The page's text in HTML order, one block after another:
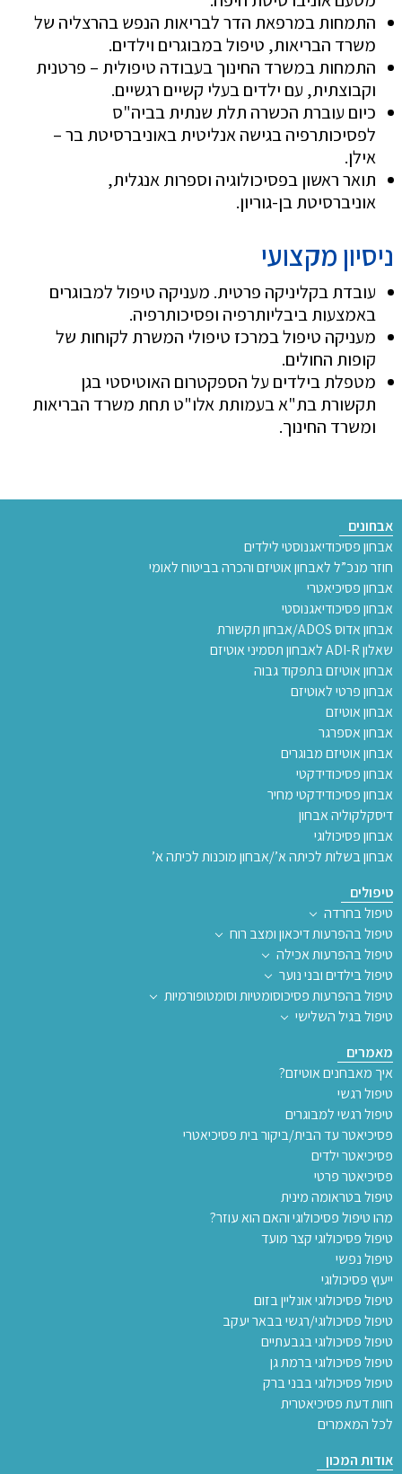
התמחות במרפאת הדר לבריאות הנפש בהרצליה של
משרד הבריאות, טיפול במבוגרים וילדים.
התמחות במשרד החינוך בעבודה טיפולית – פרטנית
וקבוצתית, עם ילדים בעלי קשיים רגשיים.
כיום עוברת הכשרה תלת שנתית בביה"ס
לפסיכותרפיה בגישה אנליטית באוניברסיטת בר –
אילן.
תואר ראשון בפסיכולוגיה וספרות אנגלית,
אוניברסיטת בן-גוריון.
ניסיון מקצועי
עובדת בקליניקה פרטית. מעניקה טיפול למבוגרים
באמצעות ביבליותרפיה ופסיכותרפיה.
מעניקה טיפול במרכז טיפולי המשרת לקוחות של
קופות החולים.
מטפלת בילדים על הספקטרום האוטיסטיבגן
תקשורת בת"א בעמותת אלו"ט תחת משרד הבריאות
ומשרד החינוך.
אבחונים
אבחון פסיכודיאגנוסטי לילדים
חוזר מנכ”ל לאבחון אוטיזם והכרה בביטוח לאומי
אבחון פסיכיאטרי
אבחון פסיכודיאגנוסטי
אבחון אדוס ADOS/אבחון תקשורת
שאלון ADI-R לאבחון תסמיני אוטיזם
אבחון אוטיזם בתפקוד גבוה
אבחון פרטי לאוטיזם
אבחון אוטיזם
אבחון אספרגר
אבחון אוטיזם מבוגרים
אבחון פסיכודידקטי
אבחון פסיכודידקטי מחיר
דיסקלקוליה אבחון
אבחון פסיכולוגי
אבחון בשלות לכיתה א’/אבחון מוכנות לכיתה א’
טיפולים
טיפול בחרדה
טיפול בהפרעות דיכאון ומצב רוח
טיפול בהפרעות אכילה
טיפול בילדים ובני נוער
טיפול בהפרעות פסיכוסומטיות וסומטופורמיות
טיפול בגיל השלישי
מאמרים
איך מאבחנים אוטיזם?
טיפול רגשי
טיפול רגשי למבוגרים
פסיכיאטר עד הבית/ביקור בית פסיכיאטרי
פסיכיאטר ילדים
פסיכיאטר פרטי
טיפול בטראומה מינית
מהו טיפול פסיכולוגי והאם הוא עוזר?
טיפול פסיכולוגי קצר מועד
טיפול נפשי
ייעוץ פסיכולוגי
טיפול פסיכולוגי אונליין בזום
טיפול פסיכולוגי/רגשי בבאר יעקב
טיפול פסיכולוגי בגבעתיים
טיפול פסיכולוגי ברמת גן
טיפול פסיכולוגי בבני ברק
חוות דעת פסיכיאטרית
לכל המאמרים
אודות המכון